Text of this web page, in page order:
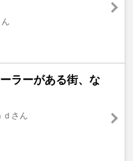
ラーがある街、な
ｄさん